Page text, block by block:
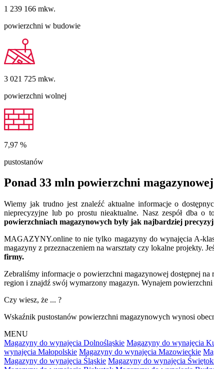
1 239 166 mkw.
powierzchni w budowie
3 021 725 mkw.
powierzchni wolnej
7,97 %
pustostanów
Ponad 33 mln powierzchni
Wiemy jak trudno jest znaleźć aktualne informacje o
nieprecyzyjne lub po prostu nieaktualne. Nasz zespół dba o
powierzchniach magazynowych były jak najbardziej
MAGAZYNY.online to nie tylko magazyny do wynajęcia A-
magazyny z przeznaczeniem na warsztaty czy lokalne projekty.
firmy.
Zebraliśmy informacje o powierzchni magazynowej dostępnej
region i znajdź swój wymarzony magazyn. Wynajem
Czy wiesz, że ... ?
Wskaźnik pustostanów powierzchni magazynowych wynosi
MENU
Magazyny do wynajęcia Dolnośląskie Magazyny do wynajęcia
wynajęcia Małopolskie Magazyny do wynajęcia Mazowieckie
Magazyny do wynajęcia Śląskie Magazyny do wynajęcia